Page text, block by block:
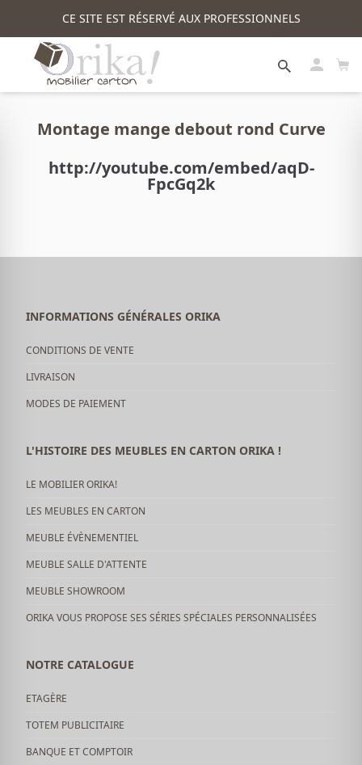
CE SITE EST RÉSERVÉ AUX PROFESSIONNELS
Montage mange debout rond Curve
http://youtube.com/embed/aqD-
FpcGq2k
INFORMATIONS GÉNÉRALES ORIKA
CONDITIONS DE VENTE
LIVRAISON
MODES DE PAIEMENT
L'HISTOIRE DES MEUBLES EN CARTON ORIKA !
LE MOBILIER ORIKA!
LES MEUBLES EN CARTON
MEUBLE ÉVÈNEMENTIEL
MEUBLE SALLE D'ATTENTE
MEUBLE SHOWROOM
ORIKA VOUS PROPOSE SES SÉRIES SPÉCIALES PERSONNALISÉES
NOTRE CATALOGUE
ETAGÈRE
TOTEM PUBLICITAIRE
BANQUE ET COMPTOIR